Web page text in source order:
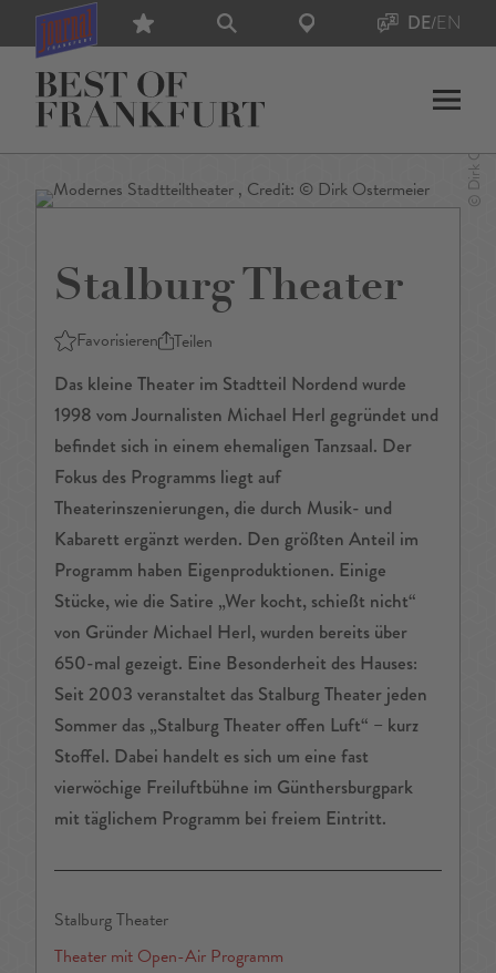
DE/EN
Stalburg Theater
Favorisieren Teilen
Das kleine Theater im Stadtteil Nordend wurde
1998 vom Journalisten Michael Herl gegründet und
befindet sich in einem ehemaligen Tanzsaal. Der
Fokus des Programms liegt auf
Theaterinszenierungen, die durch Musik- und
Kabarett ergänzt werden. Den größten Anteil im
Programm haben Eigenproduktionen. Einige
Stücke, wie die Satire „Wer kocht, schießt nicht“
von Gründer Michael Herl, wurden bereits über
650-mal gezeigt. Eine Besonderheit des Hauses:
Seit 2003 veranstaltet das Stalburg Theater jeden
Sommer das „Stalburg Theater offen Luft“ – kurz
Stoffel. Dabei handelt es sich um eine fast
vierwöchige Freiluftbühne im Günthersburgpark
mit täglichem Programm bei freiem Eintritt.
Stalburg Theater
Theater mit Open-Air Programm